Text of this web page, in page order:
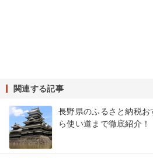
関連する記事
長野県のふるさと納税
ら使い道まで徹底紹介！